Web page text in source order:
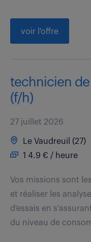
voir l'offre
technicien
(f/h)
27 juillet 2026
Le Vaudreuil (27)
1 4.9 € / heure
Vos missions sont
et réaliser les
d'essais en
du niveau de